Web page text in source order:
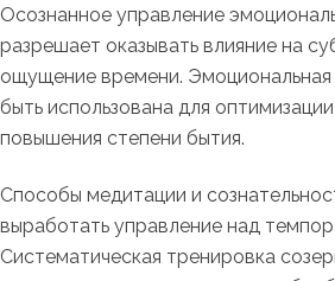
Осознанное управление
разрешает оказывать влияние на
ощущение времени. Эмоциональная
быть использована для
повышения степени бытия.
Способы медитации и
выработать управление над
Систематическая тренировка